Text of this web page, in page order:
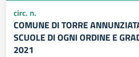
circ. n.
COMUNE DI TORRE
SCUOLE DI OGNI ORDINE E
2021